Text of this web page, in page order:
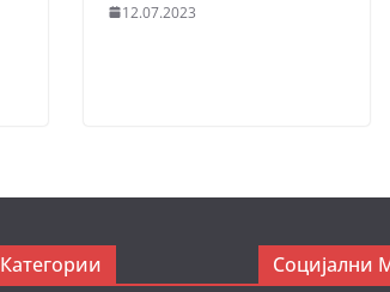
12.07.2023
Категории Социјални